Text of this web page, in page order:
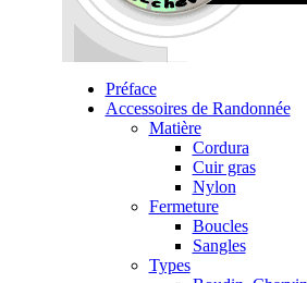
Préface
Accessoires de Randonnée
Matière
Cordura
Cuir gras
Nylon
Fermeture
Boucles
Sangles
Types